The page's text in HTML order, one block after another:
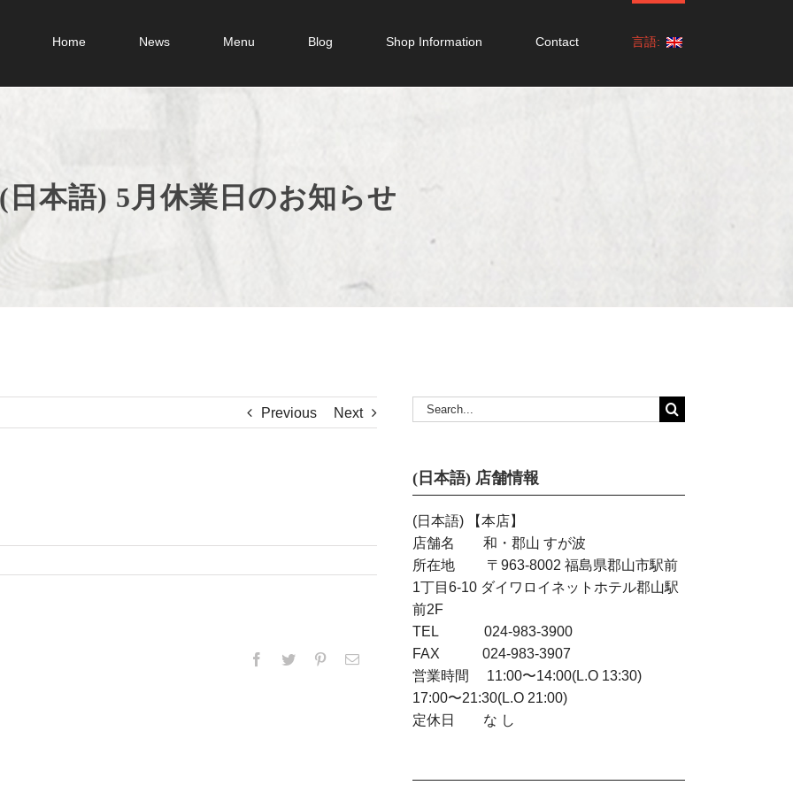
Home News Menu Blog Shop Information Contact 言語:
(日本語) 5月休業日のお知らせ
Previous Next
Facebook
Twitter PinterestEmail
Search
(日本語) 店舗情報
(日本語) 【本店】
店舗名 和・郡山 すが波
所在地 〒963-8002 福島県郡山市駅前
1丁目6-10 ダイワロイネットホテル郡山駅
前2F
TEL 024-983-3900
FAX 024-983-3907
営業時間 11:00〜14:00(L.O 13:30)
17:00〜21:30(L.O 21:00)
定休日 な し